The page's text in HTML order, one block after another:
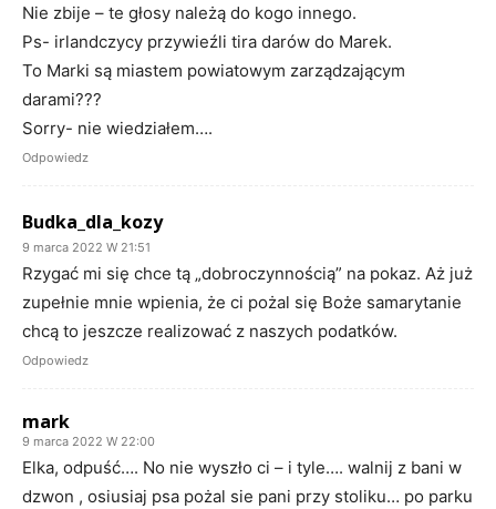
Nie zbije – te głosy należą do kogo innego.
Ps- irlandczycy przywieźli tira darów do Marek.
To Marki są miastem powiatowym zarządzającym
darami???
Sorry- nie wiedziałem….
Odpowiedz
Budka_dla_kozy
9 marca 2022 W 21:51
Rzygać mi się chce tą „dobroczynnością” na pokaz. Aż już
zupełnie mnie wpienia, że ci pożal się Boże samarytanie
chcą to jeszcze realizować z naszych podatków.
Odpowiedz
mark
9 marca 2022 W 22:00
Elka, odpuść…. No nie wyszło ci – i tyle…. walnij z bani w
dzwon , osiusiaj psa pożal sie pani przy stoliku… po parku